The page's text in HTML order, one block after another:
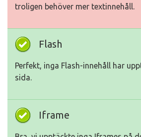
troligen behöver mer textinnehåll.
Flash
Perfekt, inga Flash-innehåll har
sida.
Iframe